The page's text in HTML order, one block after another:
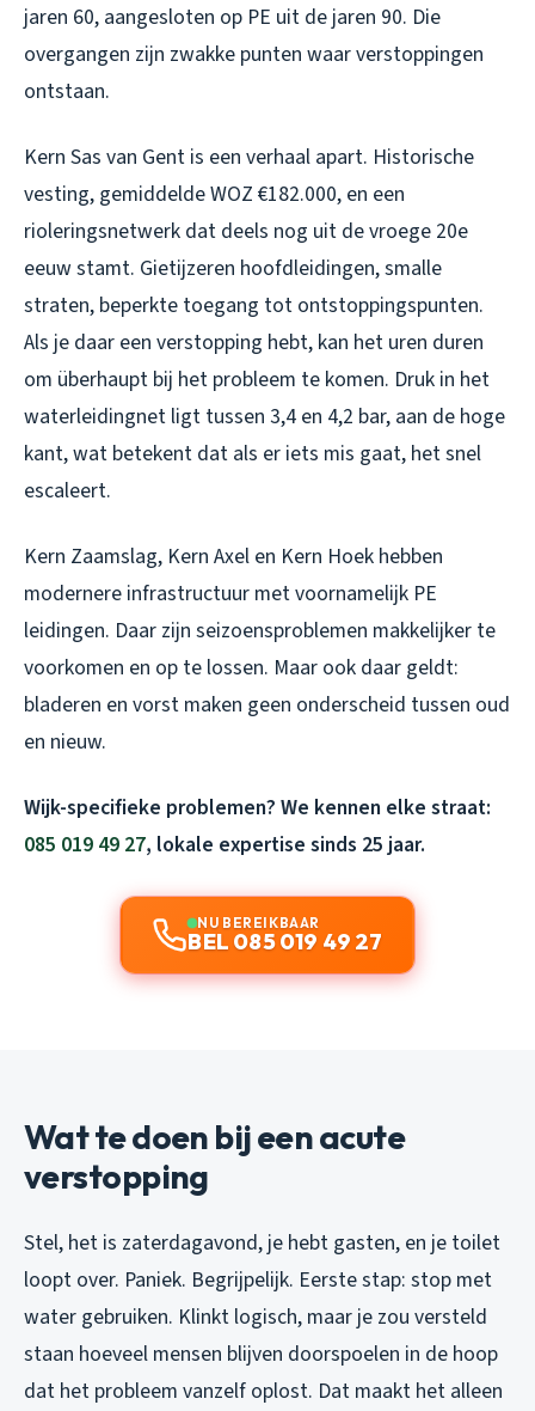
jaren 60, aangesloten op PE uit de jaren 90. Die
overgangen zijn zwakke punten waar verstoppingen
ontstaan.
Kern Sas van Gent is een verhaal apart. Historische
vesting, gemiddelde WOZ €182.000, en een
rioleringsnetwerk dat deels nog uit de vroege 20e
eeuw stamt. Gietijzeren hoofdleidingen, smalle
straten, beperkte toegang tot ontstoppingspunten.
Als je daar een verstopping hebt, kan het uren duren
om überhaupt bij het probleem te komen. Druk in het
waterleidingnet ligt tussen 3,4 en 4,2 bar, aan de hoge
kant, wat betekent dat als er iets mis gaat, het snel
escaleert.
Kern Zaamslag, Kern Axel en Kern Hoek hebben
modernere infrastructuur met voornamelijk PE
leidingen. Daar zijn seizoensproblemen makkelijker te
voorkomen en op te lossen. Maar ook daar geldt:
bladeren en vorst maken geen onderscheid tussen oud
en nieuw.
Wijk-specifieke problemen? We kennen elke straat:
085 019 49 27, lokale expertise sinds 25 jaar.
NU BEREIKBAAR
BEL 085 019 49 27
Wat te doen bij een acute
verstopping
Stel, het is zaterdagavond, je hebt gasten, en je toilet
loopt over. Paniek. Begrijpelijk. Eerste stap: stop met
water gebruiken. Klinkt logisch, maar je zou versteld
staan hoeveel mensen blijven doorspoelen in de hoop
dat het probleem vanzelf oplost. Dat maakt het alleen